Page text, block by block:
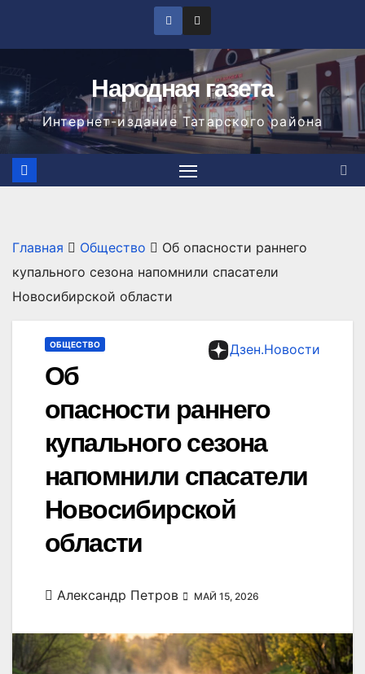
Народная газета
Интернет-издание Татарского района
Главная Общество
Об опасности раннего
купального сезона напомнили спасатели
Новосибирской области
Дзен.Новости
ОБЩЕСТВО
Об
опасности раннего
купального сезона
напомнили спасатели
Новосибирской
области
Александр Петров МАЙ 15, 2026